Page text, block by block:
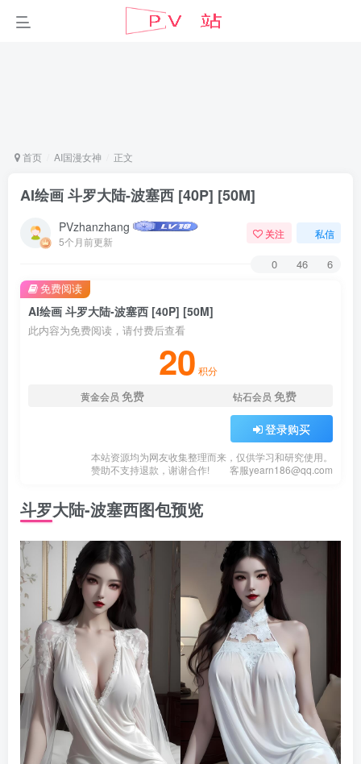
首页 AI国漫女神 正文
AI绘画 斗罗大陆-波塞西 [40P] [50M]
PVzhanzhang
5个月前更新
关注 私信
0 46 6
AI绘画 斗罗大陆-波塞西 [40P] [50M]
此内容为免费阅读，请付费后查看
20 积分
黄金会员 免费 钻石会员 免费
登录购买
本站资源均为网友收集整理而来，仅供学习和研究使用。
赞助不支持退款，谢谢合作!
客服yearn186@qq.com
免费阅读
斗罗大陆-波塞西图包预览